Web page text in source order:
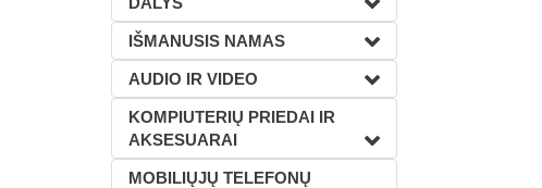
IŠMANUSIS NAMAS
AUDIO IR VIDEO
KOMPIUTERIŲ PRIEDAI IR
AKSESUARAI
MOBILIŲJŲ TELEFONŲ